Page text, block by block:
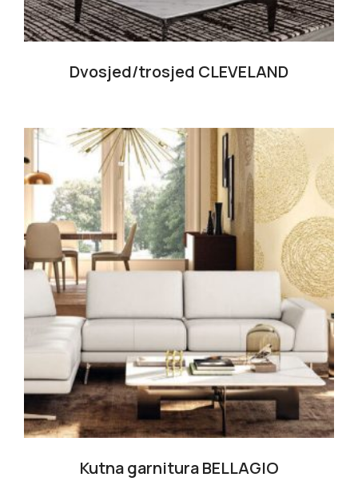
Dvosjed/trosjed CLEVELAND
Kutna garnitura BELLAGIO